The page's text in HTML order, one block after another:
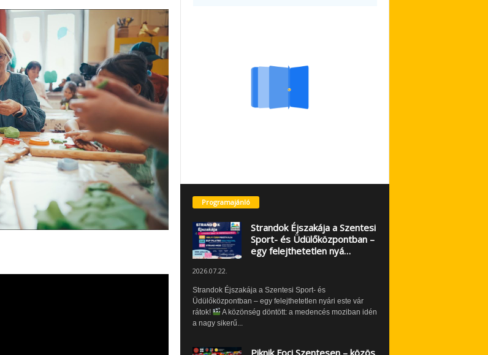
Programajánló
Strandok Éjszakája a Szentesi
Sport- és Üdülőközpontban –
egy felejthetetlen nyá…
2026.07.22.
Strandok Éjszakája a Szentesi Sport- és
Üdülőközpontban – egy felejthetetlen nyári este vár
rátok!
A közönség döntött: a medencés moziban idén
a nagy sikerű...
Piknik Foci Szentesen – közös